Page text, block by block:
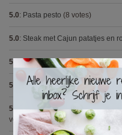
5.0: Pasta pesto (8 votes)
5.0: Steak met Cajun patatjes en
5.0 Spaghetti bolognese maison
5.0 Avocadosoep met grijze
5.0:Hertensteak met
votes)